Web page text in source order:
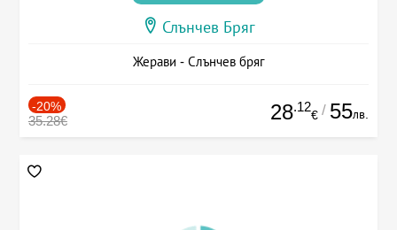
Слънчев Бряг
Жерави - Слънчев бряг
-20%
35.28€ 28.12
€ / 55лв.